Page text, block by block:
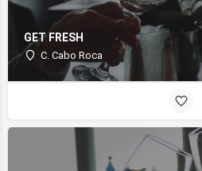
GET FRESH
C. Cabo Roca